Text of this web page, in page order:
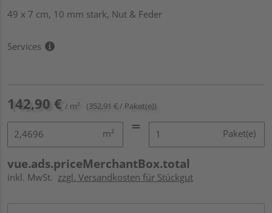
49 x 7 cm, 10 mm stark, Nut & Feder
Services
142,90 € / m² (352,91 € / Paket(e))
m² Paket(e)
vue.ads.priceMerchantBox.total
inkl. MwSt. zzgl. Versandkosten für Stückgut